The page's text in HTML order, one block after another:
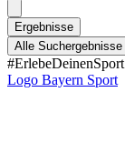
Ergebnisse
Alle Suchergebnisse
#ErlebeDeinenSport
Logo Bayern Sport